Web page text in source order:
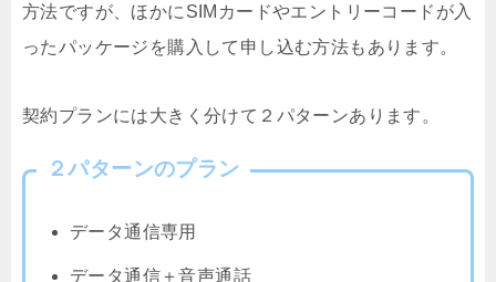
方法ですが、ほかにSIMカードやエントリーコードが入
ったパッケージを購入して申し込む方法もあります。
契約プランには大きく分けて２パターンあります。
２パターンのプラン
データ通信専用
データ通信＋音声通話